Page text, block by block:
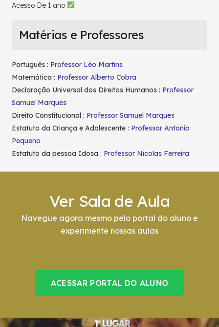
Acesso De 1 ano
Matérias e Professores
Português : Professor Léo Martins
Matemática : Professor Alberto Cobra
Declaração Universal dos Direitos Humanos : Professor
Samuel Marques
Direito Constitucional : Professor Samuel Marques
Estatuto da Criança e Adolescente : Professor Antonio
Pequeno
Estatuto da pessoa Idosa : Professor Nicolas Ferreira
Ver Sala de Aula
Navegue agora mesmo pelo portal do aluno e
experimente nossas aulas
ACESSAR PORTAL DO ALUNO